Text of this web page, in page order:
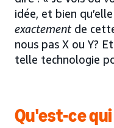
idée, et bien
exactement de
nous pas X ou Y?
telle technologie
Qu'est-ce